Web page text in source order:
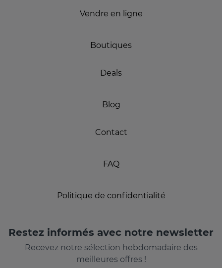
Vendre en ligne
Boutiques
Deals
Blog
Contact
FAQ
Politique de confidentialité
Restez informés avec notre newsletter
Recevez notre sélection hebdomadaire des
meilleures offres !